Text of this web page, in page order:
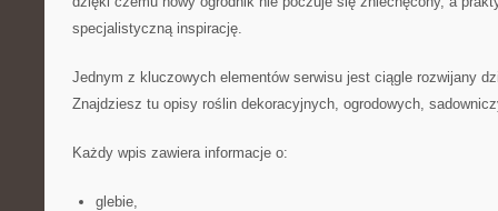
specjalistyczną inspirację.
Jednym z kluczowych elementów serwisu jest ciągle rozwijany
Znajdziesz tu opisy roślin dekoracyjnych, ogrodowych,
Każdy wpis zawiera informacje o:
glebie,